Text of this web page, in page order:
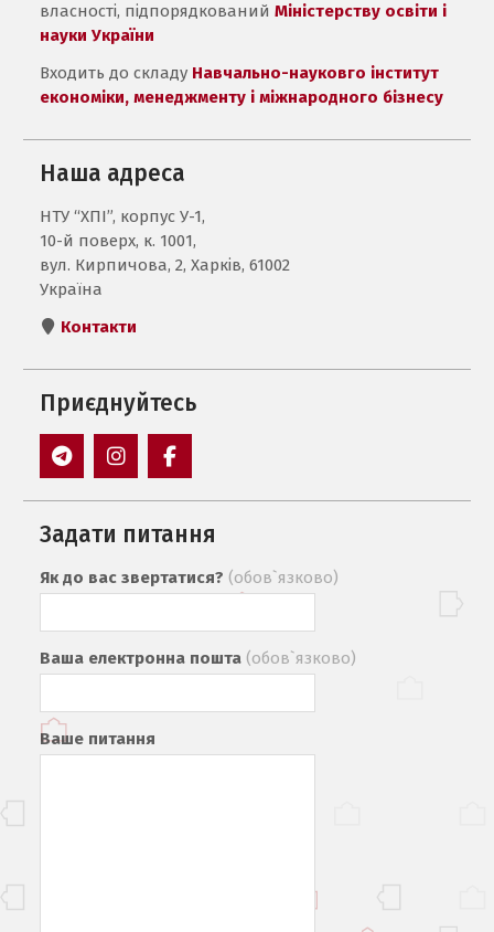
власності, підпорядкованийМіністерству освіти і
науки України
Входить до складу Навчально-науковго інститут
економіки, менеджменту і міжнародного бізнесу
Наша адреса
НТУ “ХПІ”, корпус У-1,
10-й поверх, к. 1001,
вул. Кирпичова, 2, Харків, 61002
Україна
Контакти
Приєднуйтесь
Задати питання
Як до вас звертатися? (обов`язково)
Ваша електронна пошта (обов`язково)
Ваше питання